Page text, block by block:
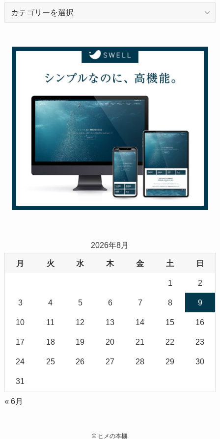
2026年8月
月 火 水 木 金 土 日
1 2
3 4 5 6 7 8 9
10 11 12 13 14 15 16
17 18 19 20 21 22 23
24 25 26 27 28 29 30
31
« 6月
©ヒメの本棚.